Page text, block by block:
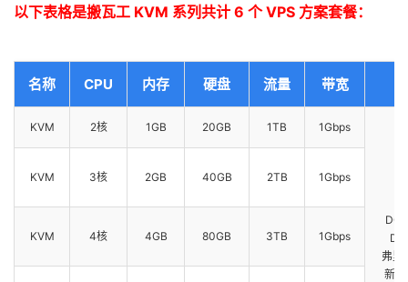
以下表格是搬瓦工 KVM 系列共计 6 个 VPS 方案套餐：
名称 CPU 内存 硬盘 流量 带宽
KVM 2核 1GB 20GB 1TB 1Gbps
弗里
新
KVM 3核 2GB 40GB 2TB 1Gbps
KVM 4核 4GB 80GB 3TB 1Gbps